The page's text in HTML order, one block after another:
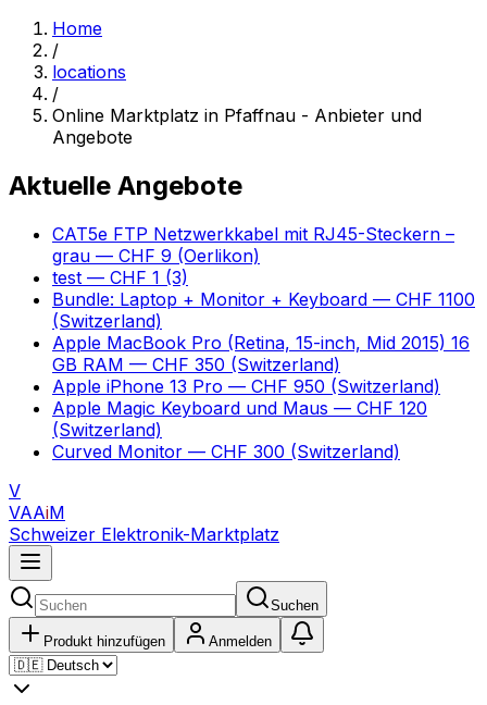
Home
/
locations
/
Online Marktplatz in Pfaffnau - Anbieter und
Angebote
Aktuelle Angebote
CAT5e FTP Netzwerkkabel mit RJ45-Steckern –
grau — CHF 9 (Oerlikon)
test — CHF 1 (3)
Bundle: Laptop + Monitor + Keyboard — CHF 1100
(Switzerland)
Apple MacBook Pro (Retina, 15-inch, Mid 2015) 16
GB RAM — CHF 350 (Switzerland)
Apple iPhone 13 Pro — CHF 950 (Switzerland)
Apple Magic Keyboard und Maus — CHF 120
(Switzerland)
Curved Monitor — CHF 300 (Switzerland)
V
VAAiM
Schweizer Elektronik-Marktplatz
Suchen
Produkt hinzufügen Anmelden